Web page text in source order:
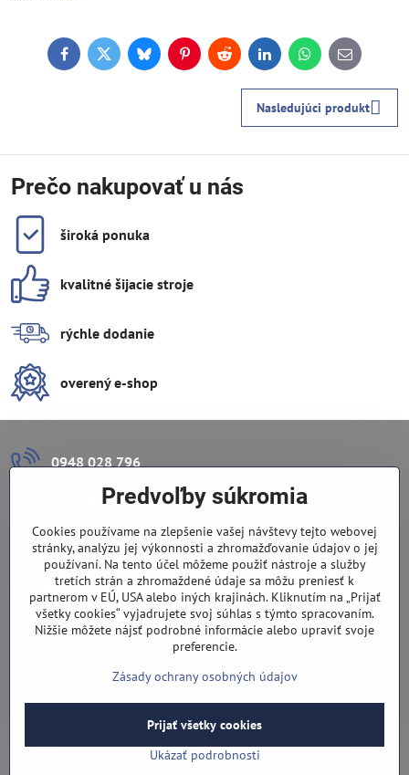
FacebookTwitterBlueskyPinterestReddit LinkedInWhatsApp
E-
mail
Nasledujúci produkt
Prečo nakupovať u nás
široká ponuka
kvalitné šijacie stroje
rýchle dodanie
overený e-shop
0948 028 796
info​@lazuli​.sk
Lazuli s​.r​.o​.
Predajňa
Nové Zámky, Pri gymnáziu 6
(slepá ulica), v tesnej blízkosti centra mesta, parkovanie v ulici
©2026Copyright
Predvoľby súkromiaZásady ochrany osobných údajov
Vytvorené pomocou:BiznisWeb.sk
Predvoľby súkromia
Cookies používame na zlepšenie vašej návštevy tejto webovej
stránky, analýzu jej výkonnosti a zhromažďovanie údajov o jej
používaní. Na tento účel môžeme použiť nástroje a služby
tretích strán a zhromaždené údaje sa môžu preniesť k
partnerom v EÚ, USA alebo iných krajinách. Kliknutím na „Prijať
všetky cookies“ vyjadrujete svoj súhlas s týmto spracovaním.
Nižšie môžete nájsť podrobné informácie alebo upraviť svoje
preferencie.
Zásady ochrany osobných údajov
Ukázať podrobnosti
Prijať všetky cookies